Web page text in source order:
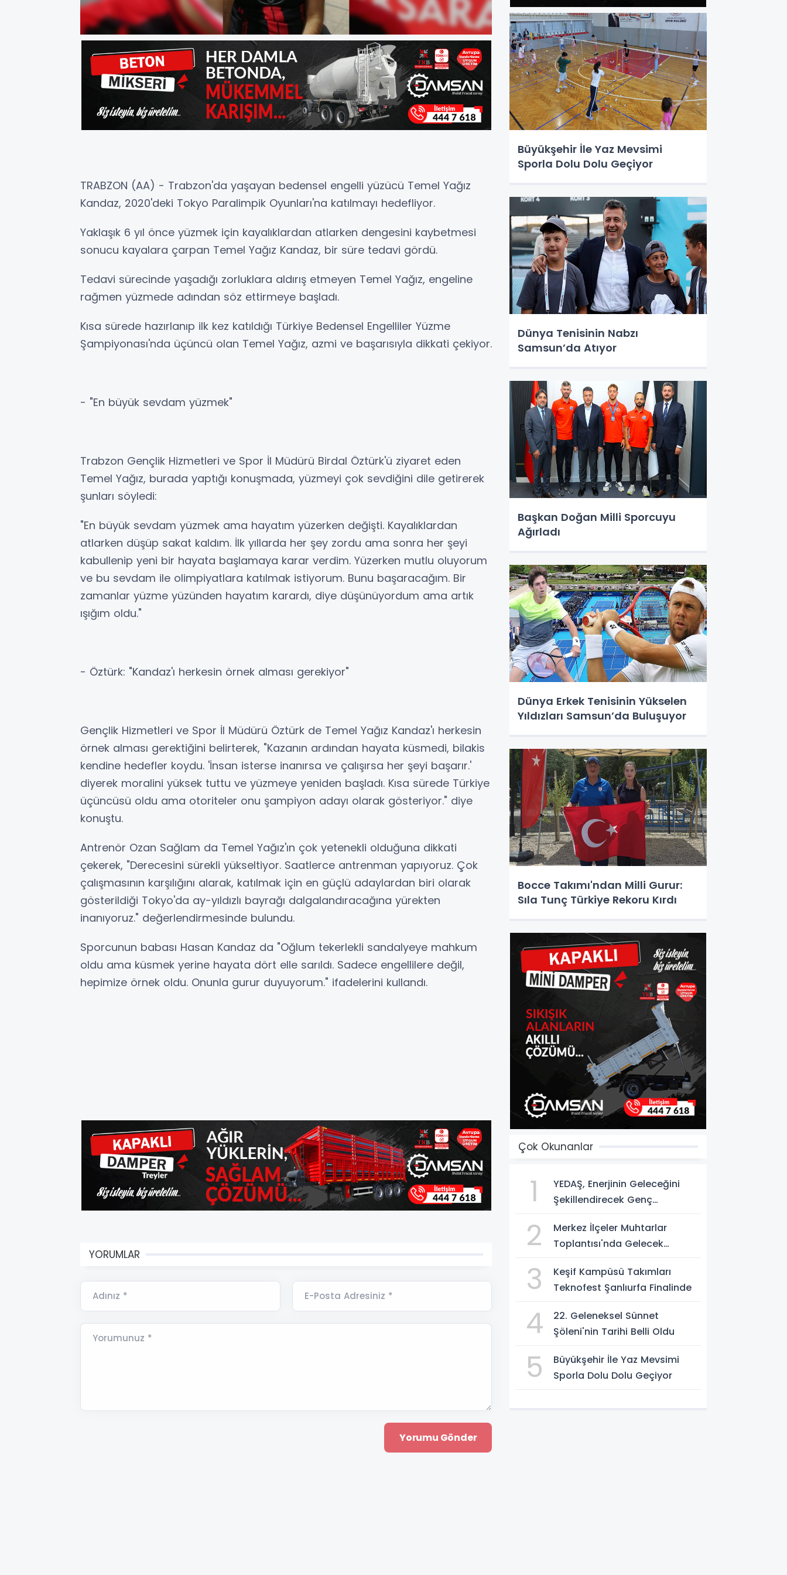
TRABZON (AA) - Trabzon'da yaşayan bedensel engelli yüzücü Temel Yağız
Kandaz, 2020'deki Tokyo Paralimpik Oyunları'na katılmayı hedefliyor.
Yaklaşık 6 yıl önce yüzmek için kayalıklardan atlarken dengesini kaybetmesi
sonucu kayalara çarpan Temel Yağız Kandaz, bir süre tedavi gördü.
Tedavi sürecinde yaşadığı zorluklara aldırış etmeyen Temel Yağız, engeline
rağmen yüzmede adından söz ettirmeye başladı.
Kısa sürede hazırlanıp ilk kez katıldığı Türkiye Bedensel Engelliler Yüzme
Şampiyonası'nda üçüncü olan Temel Yağız, azmi ve başarısıyla dikkati çekiyor.
- "En büyük sevdam yüzmek"
Trabzon Gençlik Hizmetleri ve Spor İl Müdürü Birdal Öztürk'ü ziyaret eden
Temel Yağız, burada yaptığı konuşmada, yüzmeyi çok sevdiğini dile getirerek
şunları söyledi:
"En büyük sevdam yüzmek ama hayatım yüzerken değişti. Kayalıklardan
atlarken düşüp sakat kaldım. İlk yıllarda her şey zordu ama sonra her şeyi
kabullenip yeni bir hayata başlamaya karar verdim. Yüzerken mutlu oluyorum
ve bu sevdam ile olimpiyatlara katılmak istiyorum. Bunu başaracağım. Bir
zamanlar yüzme yüzünden hayatım karardı, diye düşünüyordum ama artık
ışığım oldu."
- Öztürk: "Kandaz'ı herkesin örnek alması gerekiyor"
Gençlik Hizmetleri ve Spor İl Müdürü Öztürk de Temel Yağız Kandaz'ı herkesin
örnek alması gerektiğini belirterek, "Kazanın ardından hayata küsmedi, bilakis
kendine hedefler koydu. 'İnsan isterse inanırsa ve çalışırsa her şeyi başarır.'
diyerek moralini yüksek tuttu ve yüzmeye yeniden başladı. Kısa sürede Türkiye
üçüncüsü oldu ama otoriteler onu şampiyon adayı olarak gösteriyor." diye
konuştu.
Antrenör Ozan Sağlam da Temel Yağız'ın çok yetenekli olduğuna dikkati
çekerek, "Derecesini sürekli yükseltiyor. Saatlerce antrenman yapıyoruz. Çok
çalışmasının karşılığını alarak, katılmak için en güçlü adaylardan biri olarak
gösterildiği Tokyo'da ay-yıldızlı bayrağı dalgalandıracağına yürekten
inanıyoruz." değerlendirmesinde bulundu.
Sporcunun babası Hasan Kandaz da "Oğlum tekerlekli sandalyeye mahkum
oldu ama küsmek yerine hayata dört elle sarıldı. Sadece engellilere değil,
hepimize örnek oldu. Onunla gurur duyuyorum." ifadelerini kullandı.
YORUMLAR
Adınız * E-Posta Adresiniz *
Yorumunuz *
Büyükşehir İle Yaz Mevsimi
Sporla Dolu Dolu Geçiyor
Dünya Tenisinin Nabzı
Samsun’da Atıyor
Başkan Doğan Milli Sporcuyu
Ağırladı
Dünya Erkek Tenisinin Yükselen
Yıldızları Samsun’da Buluşuyor
Bocce Takımı'ndan Milli Gurur:
Sıla Tunç Türkiye Rekoru Kırdı
Çok Okunanlar
1
YEDAŞ, Enerjinin Geleceğini
Şekillendirecek Genç
2
Merkez İlçeler Muhtarlar
Toplantısı'nda Gelecek
3
Keşif Kampüsü Takımları
Teknofest Şanlıurfa Finalinde
4
22. Geleneksel Sünnet
Şöleni'nin Tarihi Belli Oldu
5
Büyükşehir İle Yaz Mevsimi
Sporla Dolu Dolu Geçiyor